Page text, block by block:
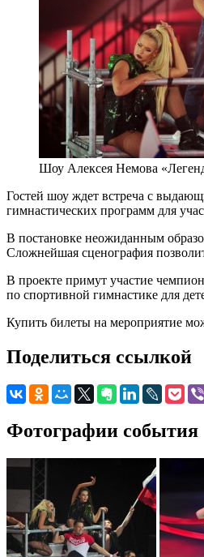
Шоу Алексея Немова
Гостей шоу ждет встреча с
гимнастических программ для
В постановке неожиданным
Сложнейшая сценография
В проекте примут участие
по спортивной гимнастике для
Купить билеты на мероприятие
Поделиться ссылкой
Фотографии события